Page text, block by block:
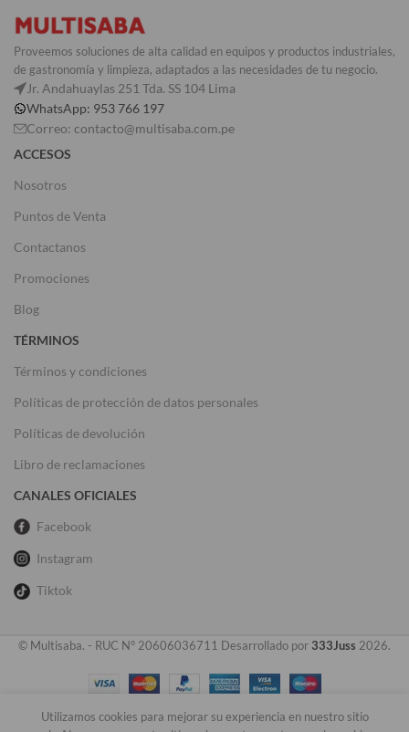
Proveemos soluciones de alta calidad en equipos y productos industriales,
de gastronomía y limpieza, adaptados a las necesidades de tu negocio.
Jr. Andahuaylas 251 Tda. SS 104 Lima
WhatsApp: 953 766 197
Correo: contacto@multisaba.com.pe
ACCESOS
Nosotros
Puntos de Venta
Contactanos
Promociones
Blog
TÉRMINOS
Términos y condiciones
Políticas de protección de datos personales
Políticas de devolución
Libro de reclamaciones
CANALES OFICIALES
Facebook
Instagram
Tiktok
© Multisaba. - RUC N° 20606036711 Desarrollado por 333Juss 2026.
0
Utilizamos cookies para mejorar su experiencia en nuestro sitio